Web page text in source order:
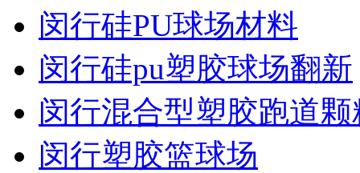
闵行硅PU球场材料
闵行硅pu塑胶球场翻新
闵行混合型塑胶跑道颗
闵行塑胶篮球场